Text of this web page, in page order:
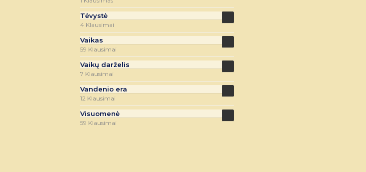
Tėvystė
4 Klausimai
Vaikas
59 Klausimai
Vaikų darželis
7 Klausimai
Vandenio era
12 Klausimai
Visuomenė
59 Klausimai